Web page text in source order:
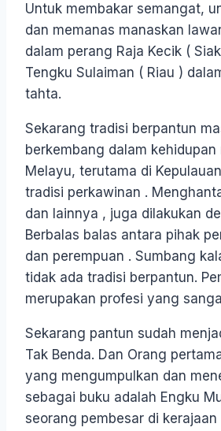
Untuk membakar semangat,
dan memanas manaskan
dalam perang Raja Kecik (
Tengku Sulaiman ( Riau )
tahta.
Sekarang tradisi berpantun
berkembang dalam
Melayu, terutama di
tradisi perkawinan .
dan lainnya , juga dilakukan
Berbalas balas antara pihak
dan perempuan . Sumbang
tidak ada tradisi berpantun.
merupakan profesi yang
Sekarang pantun sudah
Tak Benda. Dan Orang
yang mengumpulkan dan
sebagai buku adalah Engku
seorang pembesar di kerajaan